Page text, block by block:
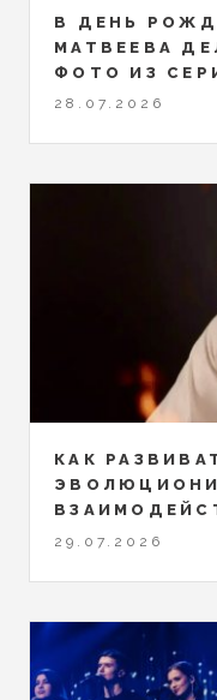
В ДЕНЬ
МАТВЕЕВА
ФОТО ИЗ
28.07.2026
КАК
29.07.2026